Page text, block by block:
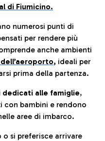
di Fiumicino.
numerosi punti di
per rendere più
anche ambienti
, ideali per
prima della partenza.
dedicati alle famiglie,
con bambini e rendono
aree di imbarco.
si preferisce arrivare